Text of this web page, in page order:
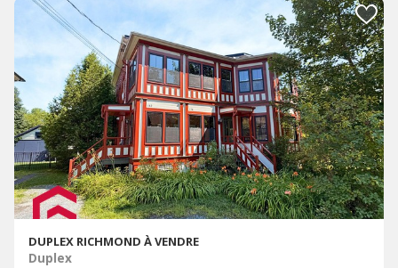
DUPLEX RICHMOND À VENDRE
Duplex